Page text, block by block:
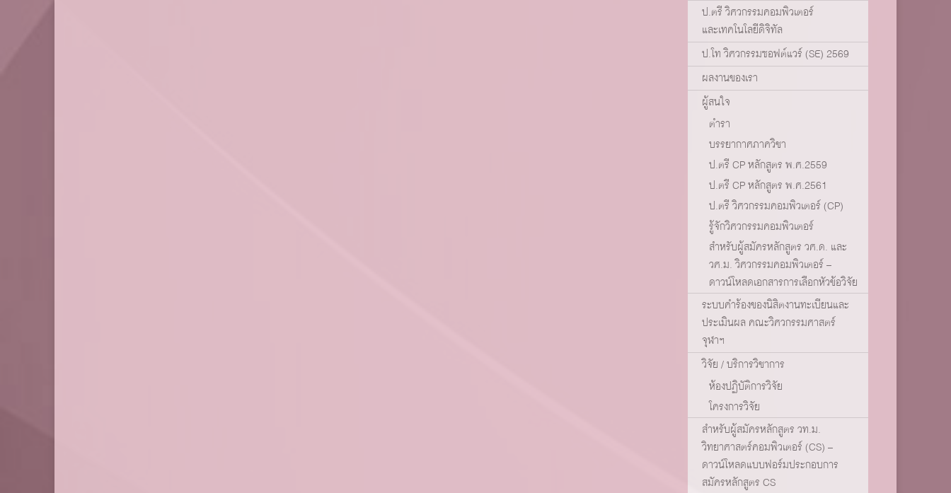
ป.ตรี วิศวกรรมคอมพิวเตอร์
และเทคโนโลยีดิจิทัล
ป.โท วิศวกรรมซอฟต์แวร์ (SE) 2569
ผลงานของเรา
ผู้สนใจ
ตำรา
บรรยากาศภาควิชา
ป.ตรี CP หลักสูตร พ.ศ.2559
ป.ตรี CP หลักสูตร พ.ศ.2561
ป.ตรี วิศวกรรมคอมพิวเตอร์ (CP)
รู้จักวิศวกรรมคอมพิวเตอร์
สำหรับผู้สมัครหลักสูตร วศ.ด. และ
วศ.ม. วิศวกรรมคอมพิวเตอร์ –
ดาวน์โหลดเอกสารการเลือกหัวข้อวิจัย
ระบบคำร้องของนิสิตงานทะเบียนและ
ประเมินผล คณะวิศวกรรมศาสตร์
จุฬาฯ
วิจัย / บริการวิชาการ
ห้องปฏิบัติการวิจัย
โครงการวิจัย
สำหรับผู้สมัครหลักสูตร วท.ม.
วิทยาศาสตร์คอมพิวเตอร์ (CS) –
ดาวน์โหลดแบบฟอร์มประกอบการ
สมัครหลักสูตร CS